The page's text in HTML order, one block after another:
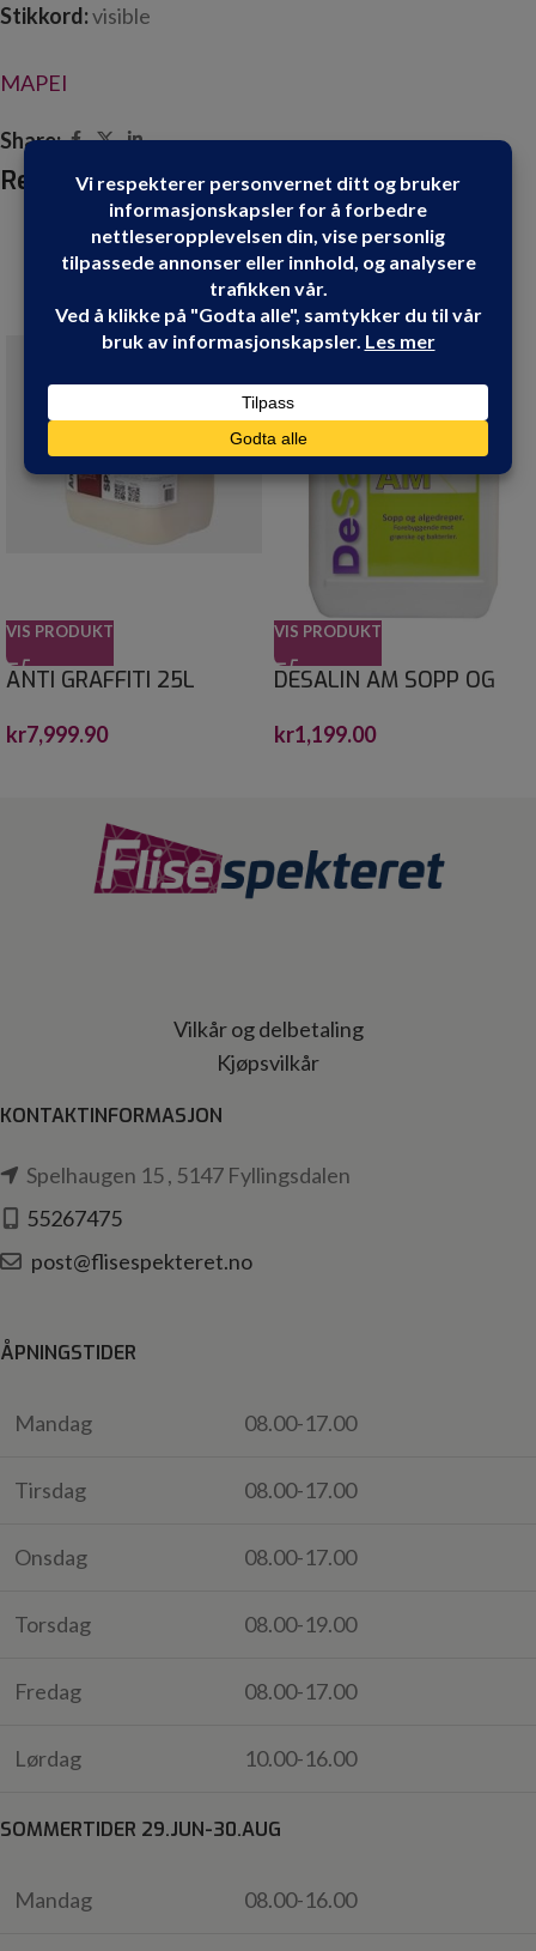
Stikkord:visible
MAPEI
Share:
Relaterte produkter
VIS PRODUKT
ANTI GRAFFITI 25L
kr7,999.90
VIS PRODUKT
DESALIN AM SOPP OG
kr1,199.00
Vilkår og delbetaling
Kjøpsvilkår
KONTAKTINFORMASJON
Spelhaugen 15 , 5147 Fyllingsdalen
55267475
post@flisespekteret.no
ÅPNINGSTIDER
Mandag 08.00-17.00
Tirsdag 08.00-17.00
Onsdag 08.00-17.00
Torsdag 08.00-19.00
Fredag 08.00-17.00
Lørdag 10.00-16.00
SOMMERTIDER 29.JUN-30.AUG
Mandag 08.00-16.00